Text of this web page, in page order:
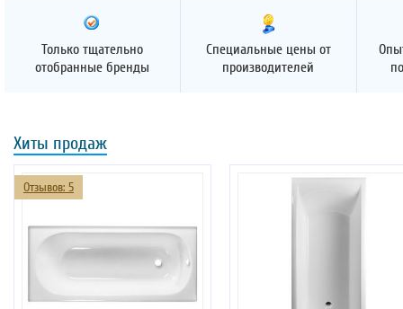
Только тщательно
отобранные бренды
Специальные цены от
производителей
Хиты продаж
Отзывов: 5